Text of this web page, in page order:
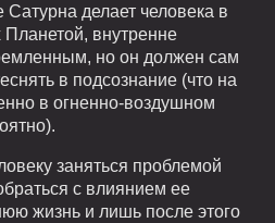
делает человека в
внутренне
но он должен сам
в подсознание (что на
в огненно-воздушном
заняться проблемой
с влиянием ее
жизнь и лишь после этого